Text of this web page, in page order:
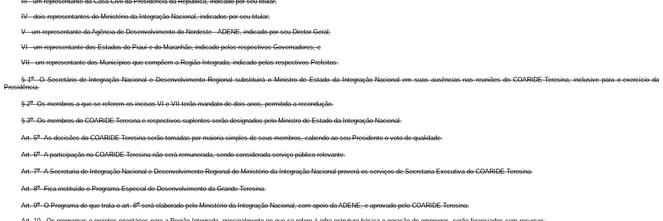
IV - dois representantes do Ministério da Integração Nacional, indicados por seu titular;
V - um representante da Agência de Desenvolvimento do Nordeste - ADENE, indicado por seu Diretor-Geral;
VI - um representante dos Estados do Piauí e do Maranhão, indicado pelos respectivos Governadores; e
VII - um representante dos Municípios que compõem a Região Integrada, indicado pelos respectivos Prefeitos.
§ 1oO Secretário de Integração Nacional e Desenvolvimento Regional substituirá o Ministro de Estado da Integração Nacional em suas ausências nas reuniões do COARIDE Teresina, inclusive para o exercício da
Presidência.
§ 2oOs membros a que se referem os incisos VI e VII terão mandato de dois anos, permitida a recondução.
§ 3oOs membros do COARIDE Teresina e respectivos suplentes serão designados pelo Ministro de Estado da Integração Nacional.
Art. 5oAs decisões do COARIDE Teresina serão tomadas por maioria simples de seus membros, cabendo ao seu Presidente o voto de qualidade.
Art. 6oA participação no COARIDE Teresina não será remunerada, sendo considerada serviço público relevante.
Art. 7oA Secretaria de Integração Nacional e Desenvolvimento Regional do Ministério da Integração Nacional proverá os serviços de Secretaria-Executiva do COARIDE Teresina.
Art. 8oFica instituído o Programa Especial de Desenvolvimento da Grande Teresina.
Art. 9oO Programa de que trata o art. 8oserá elaborado pelo Ministério da Integração Nacional, com apoio da ADENE, e aprovado pelo COARIDE Teresina.